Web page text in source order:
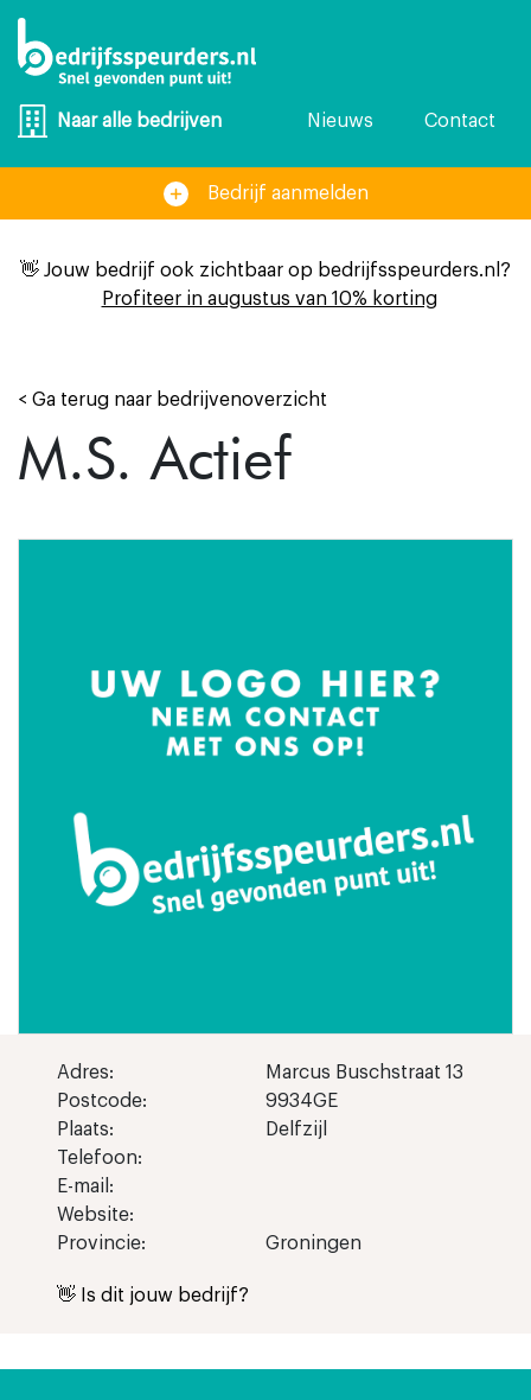
Naar alle bedrijven Nieuws Contact
Bedrijf aanmelden
👋 Jouw bedrijf ook zichtbaar op bedrijfsspeurders.nl?
Profiteer in augustus van 10% korting
< Ga terug naar bedrijvenoverzicht
M.S. Actief
Adres:
Marcus Buschstraat 13
Postcode:
9934GE
Plaats:
Delfzijl
Telefoon:
E-mail:
Website:
Provincie:
Groningen
👋 Is dit jouw bedrijf?